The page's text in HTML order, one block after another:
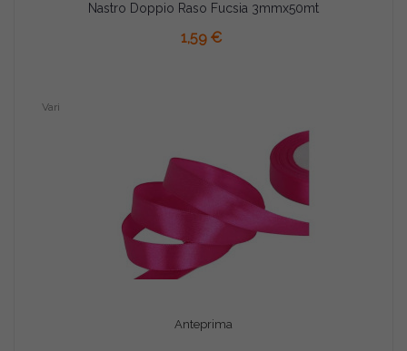
Nastro Doppio Raso Fucsia 3mmx50mt
1,59 €
Anteprima
Vari